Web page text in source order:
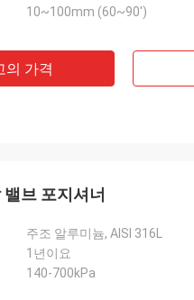
10~100mm (60~90')
의 가격
브 포지셔너
주조 알루미늄, AISI 316L
1년이요
140-700kPa